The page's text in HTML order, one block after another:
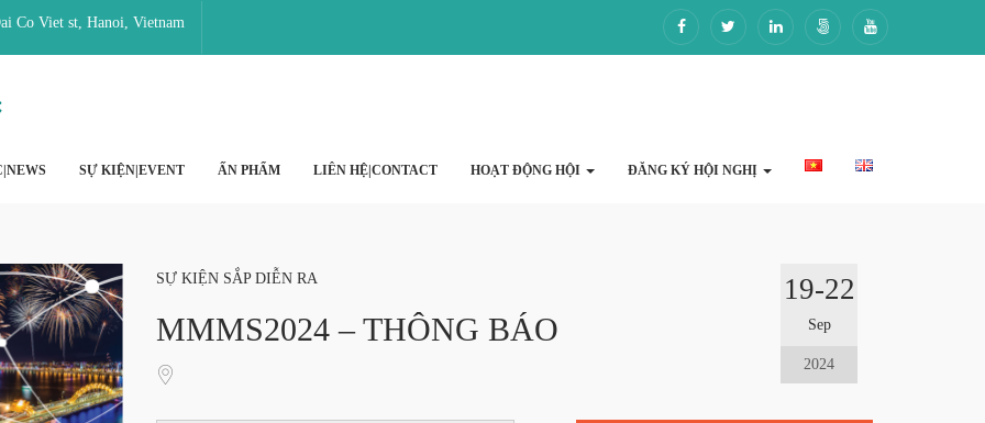
Co Viet st, Hanoi, Vietnam
SỰ KIỆN|EVENT ẤN PHẨM LIÊN HỆ|CONTACT HOẠT ĐỘNG HỘI ĐĂNG KÝ HỘI NGHỊ
SỰ KIỆN SẮP DIỄN RA
MMMS2024 – THÔNG BÁO
19-22
Sep
2024